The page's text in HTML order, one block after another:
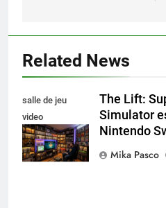
Related News
salle de jeu
video
collectionneur
The Lift:
Simulator
Nintendo
Mika Pasco